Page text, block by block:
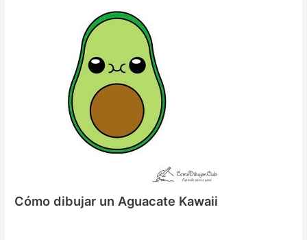
Cómo dibujar un Aguacate Kawaii